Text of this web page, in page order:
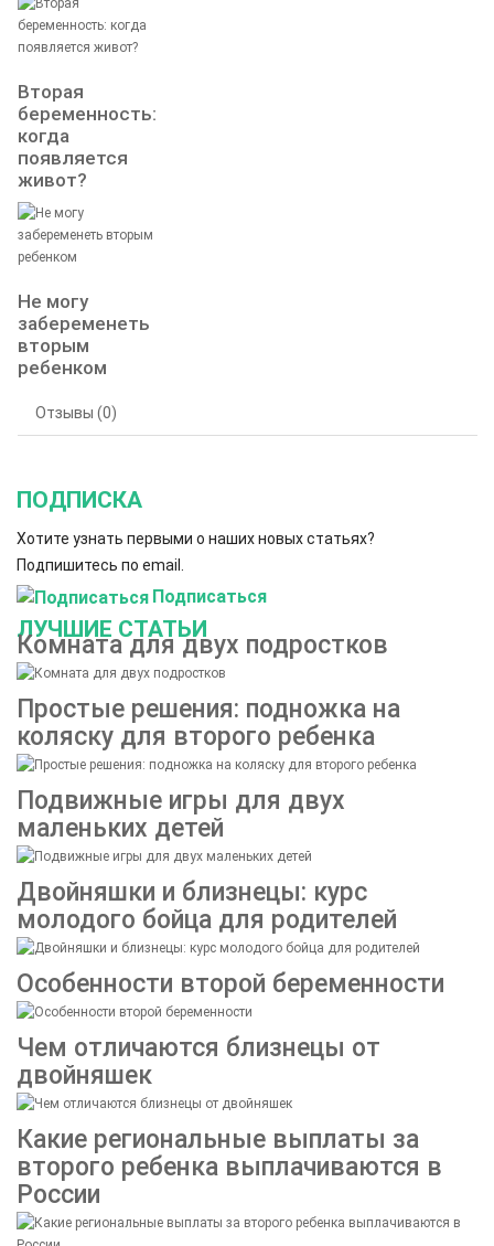
Вторая
беременность:
когда
появляется
живот?
Не могу
забеременеть
вторым
ребенком
Отзывы (0)
ПОДПИСКА
Хотите узнать первыми о наших новых статьях?
Подпишитесь по email.
Подписаться
ЛУЧШИЕ СТАТЬИ
Комната для двух подростков
Простые решения: подножка на
коляску для второго ребенка
Подвижные игры для двух
маленьких детей
Двойняшки и близнецы: курс
молодого бойца для родителей
Особенности второй беременности
Чем отличаются близнецы от
двойняшек
Какие региональные выплаты за
второго ребенка выплачиваются в
России